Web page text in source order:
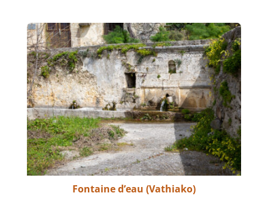
Fontaine d’eau (Vathiako)